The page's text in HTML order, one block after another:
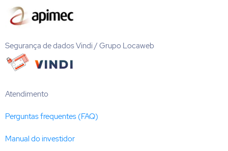
Segurança de dados Vindi / Grupo Locaweb
Atendimento
Perguntas frequentes (FAQ)
Manual do investidor